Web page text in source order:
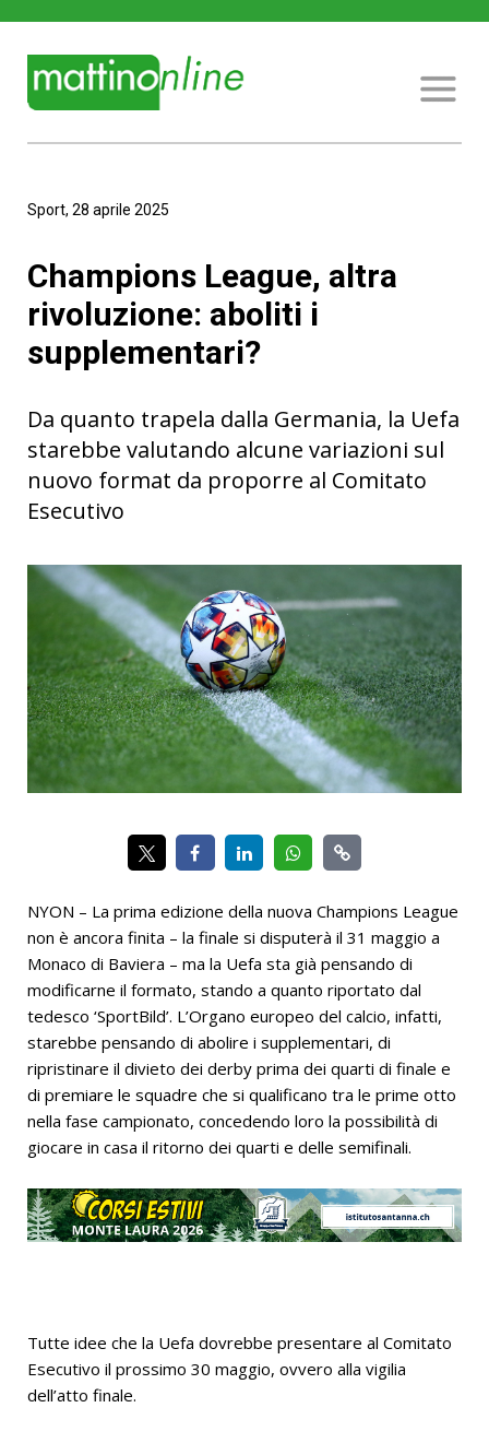
Sport, 28 aprile 2025
Champions League, altra
rivoluzione: aboliti i
supplementari?
Da quanto trapela dalla Germania, la Uefa
starebbe valutando alcune variazioni sul
nuovo format da proporre al Comitato
Esecutivo
NYON – La prima edizione della nuova Champions League
non è ancora finita – la finale si disputerà il 31 maggio a
Monaco di Baviera – ma la Uefa sta già pensando di
modificarne il formato, stando a quanto riportato dal
tedesco ‘SportBild’. L’Organo europeo del calcio, infatti,
starebbe pensando di abolire i supplementari, di
ripristinare il divieto dei derby prima dei quarti di finale e
di premiare le squadre che si qualificano tra le prime otto
nella fase campionato, concedendo loro la possibilità di
giocare in casa il ritorno dei quarti e delle semifinali.
Tutte idee che la Uefa dovrebbe presentare al Comitato
Esecutivo il prossimo 30 maggio, ovvero alla vigilia
dell’atto finale.